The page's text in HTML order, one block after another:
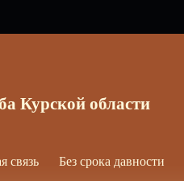
Курской области
связь Без срока давности